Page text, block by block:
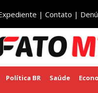
| Contato |
Política BR Saúde